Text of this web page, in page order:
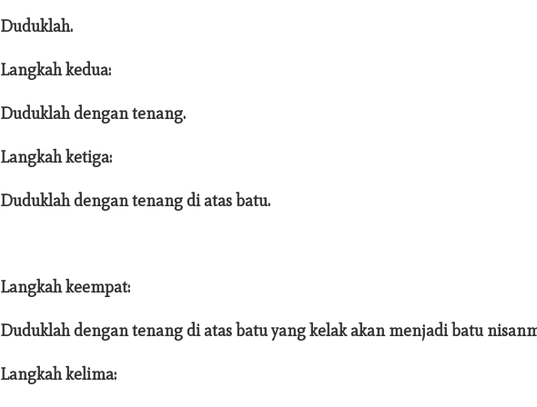
Duduklah.
Langkah kedua:
Duduklah dengan tenang.
Langkah ketiga:
Duduklah dengan tenang di atas batu.
Langkah keempat:
Duduklah dengan tenang di atas batu yang kelak akan menjadi batu
Langkah kelima: